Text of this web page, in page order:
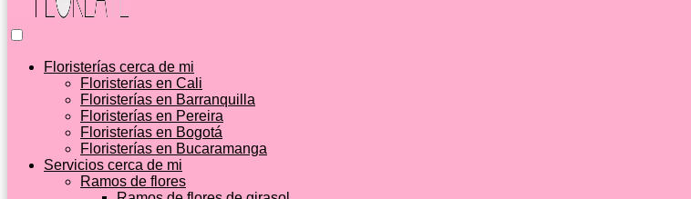
Floristerías cerca de mi
Floristerías en Cali
Floristerías en Barranquilla
Floristerías en Pereira
Floristerías en Bogotá
Floristerías en Bucaramanga
Servicios cerca de mi
Ramos de flores